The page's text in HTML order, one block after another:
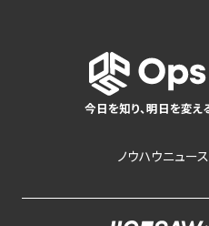
今日を知り、明日を変え
ノウハウニュース